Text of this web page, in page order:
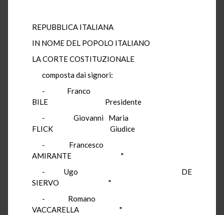
REPUBBLICA ITALIANA
IN NOME DEL POPOLO ITALIANO
LA CORTE COSTITUZIONALE
composta dai signori:
- Franco
BILE Presidente
- Giovanni Maria
FLICK Giudice
- Francesco
AMIRANTE "
- Ugo DE
SIERVO "
- Romano
VACCARELLA "